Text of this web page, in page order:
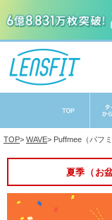
TOP> WAVE> Puffmee（パフ
夏季（お